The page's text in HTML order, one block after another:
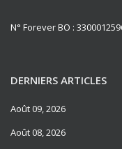
N° Forever BO :
DERNIERS ARTICLES
Août 09, 2026
Août 08, 2026